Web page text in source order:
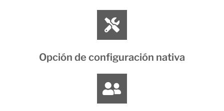
Opción de configuración nativa